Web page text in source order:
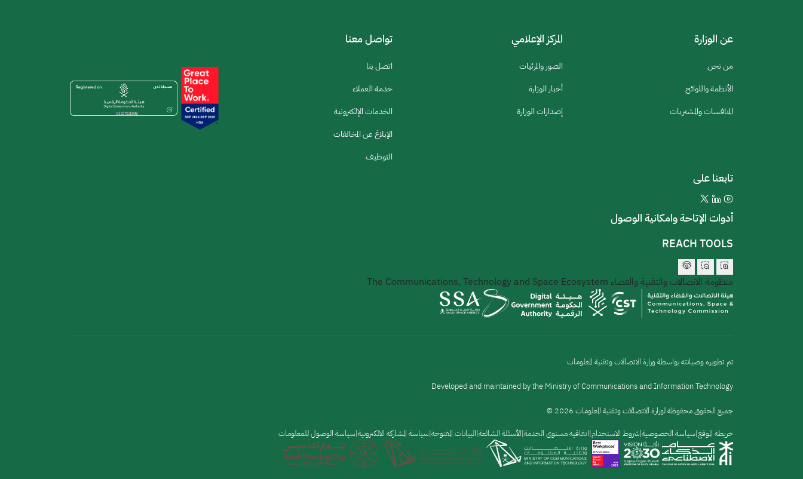
عن الوزارة
من نحن
الأنظمة واللوائح
المنافسات والمشتريات
المركز الإعلامي
الصور والمرئيات
أخبار الوزارة
إصدارات الوزارة
تواصل معنا
اتصل بنا
خدمة العملاء
الخدمات الإلكترونية
الإبلاغ عن المخالفات
التوظيف
تابعنا على
أدوات الإتاحة وامكانية الوصول
REACH TOOLS
منظومة الاتصالات والتقنية والفضاء The Communications, Technology and Space Ecosystem
تم تطويره وصيانته بواسطة وزارة الاتصالات وتقنية المعلومات
Developed and maintained by the Ministry of Communications and Information Technology
جميع الحقوق محفوظة لوزارة الاتصالات وتقنية المعلومات 2026 ©
القائمة
السفلية
خريطة الموقع سياسة الخصوصية شروط الاستخدام اتفاقية مستوى الخدمة الأسئلة الشائعة البيانات المفتوحة سياسة المشاركة الالكترونية سياسة الوصول للمعلومات